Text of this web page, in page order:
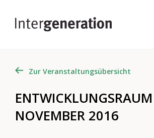
Zur Veranstaltungsübersicht
ENTWICKLUNGSRAUM
NOVEMBER 2016